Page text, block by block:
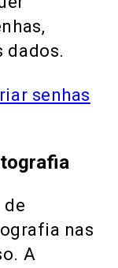
dados.
senhas
de
nas
A